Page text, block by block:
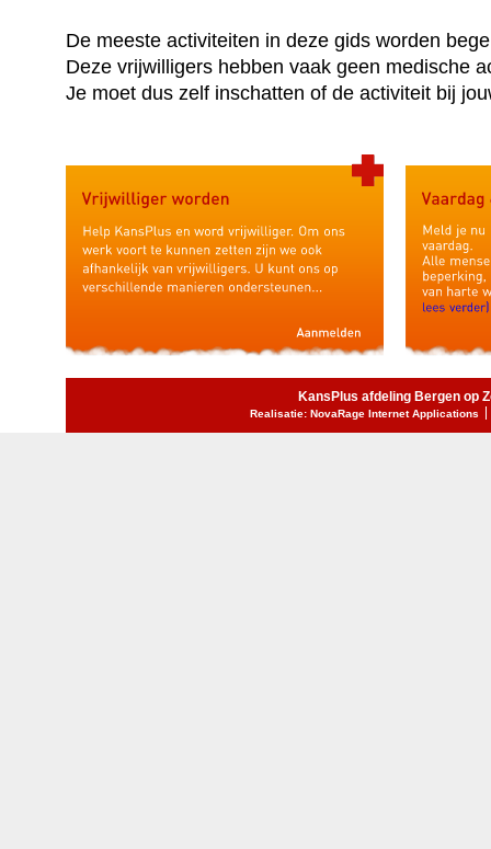
De meeste activiteiten in deze gids worden
Deze vrijwilligers hebben vaak geen medische
Je moet dus zelf inschatten of de activiteit bij
KansPlus afdeling Bergen op
Realisatie: NovaRage Internet Applications